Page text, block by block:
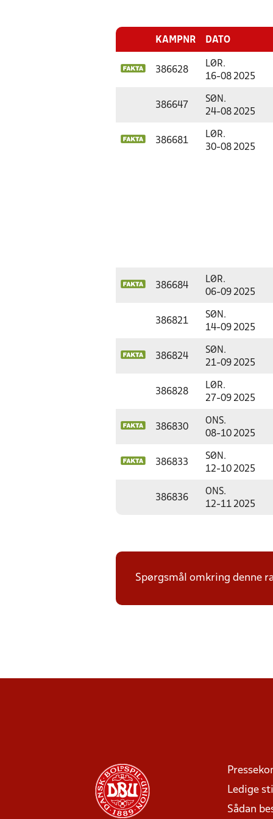
KAMPNR DATO
386628
LØR.
16-08 2025
386647
SØN.
24-08 2025
386681
LØR.
30-08 2025
386684
LØR.
06-09 2025
386821
SØN.
14-09 2025
386824
SØN.
21-09 2025
386828
LØR.
27-09 2025
386830
ONS.
08-10 2025
386833
SØN.
12-10 2025
386836
ONS.
12-11 2025
Spørgsmål omkring denne
Ledige
Sådan